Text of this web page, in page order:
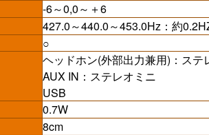
-6～0,0～＋6
427.0～440.0～453.0Hz：約
○
ヘッドホン(外部出力兼用)：ステ
AUX IN：ステレオミニ
USB
0.7W
8cm